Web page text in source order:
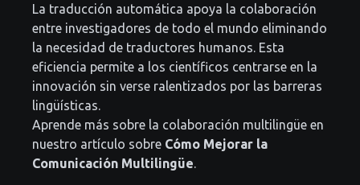
La traducción automática apoya la colaboración
entre investigadores de todo el mundo eliminando
la necesidad de traductores humanos. Esta
eficiencia permite a los científicos centrarse en la
innovación sin verse ralentizados por las barreras
lingüísticas.
Aprende más sobre la colaboración multilingüe en
nuestro artículo sobre Cómo Mejorar la
Comunicación Multilingüe